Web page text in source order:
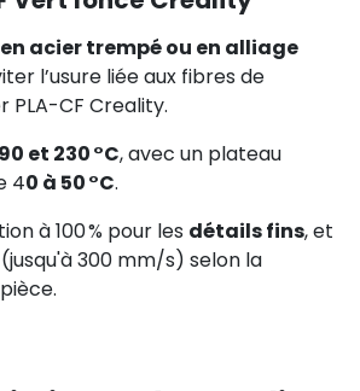
acier trempé ou en alliage
l’usure liée aux fibres de
PLA-CF Creality.
et 230 °C, avec un plateau
40 à 50 °C.
à 100 % pour les détails fins, et
300 mm/s) selon la